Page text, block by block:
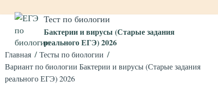
Тест по биологии
Бактерии и вирусы (Старые задания
реального ЕГЭ) 2026
Главная
Тесты по биологии
Вариант по биологии Бактерии и вирусы (Старые задания
реального ЕГЭ) 2026